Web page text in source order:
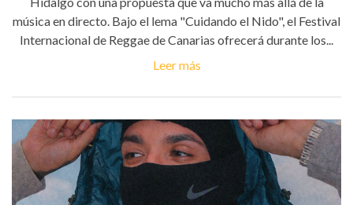
música en directo. Bajo el lema "Cuidando el Nido", el Festival
Internacional de Reggae de Canarias ofrecerá durante los...
Leer más